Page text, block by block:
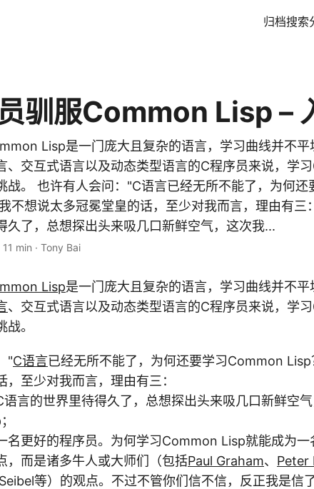
归档搜索
驯服Common Lisp –
Lisp是一门庞大且复杂的语言，学习曲线并不
、交互式语言以及动态类型语言的C程序员来说，学
战。 也许有人会问："C语言已经无所不能了，为何
不想说太多冠冕堂皇的话，至少对我而言，理由有三
久了，总想探出头来吸几口新鲜空气，这次我...
11 min · Tony Bai
Lisp是一门庞大且复杂的语言，学习曲线并不
、交互式语言以及动态类型语言的C程序员来说，学
。
"C语言已经无所不能了，为何还要学习Common Lisp
，至少对我而言，理由有三：
言的世界里待得久了，总想探出头来吸几口新鲜空
名更好的程序员。为何学习Common Lisp就能成为一
，而是诸多牛人或大师们（包括Paul Graham、 Peter
等）的观点。不过不管你们信不信，反正我是信